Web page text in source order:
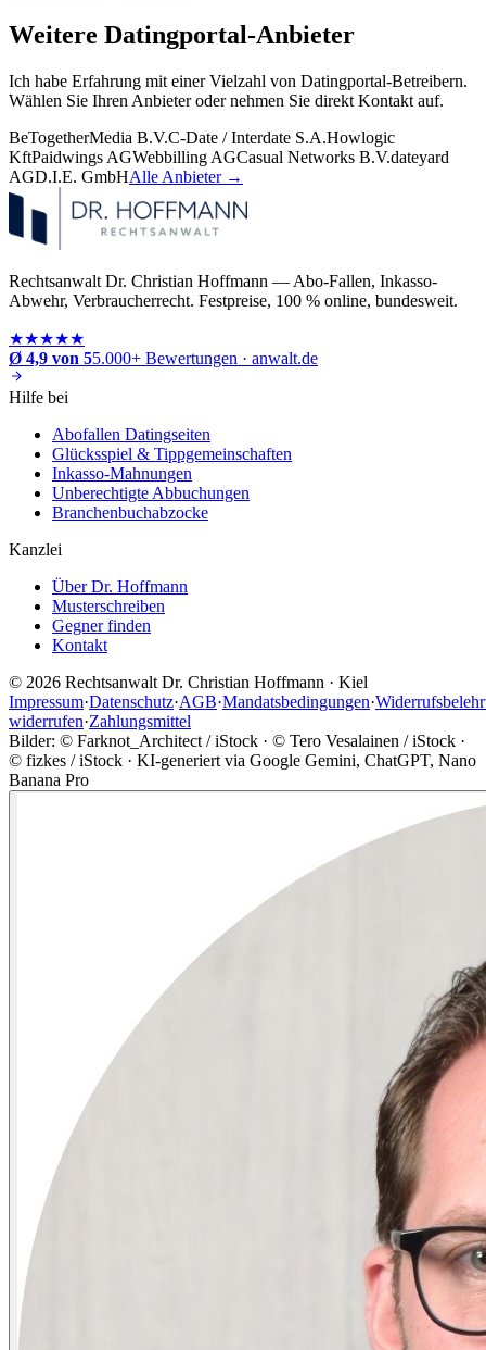
Weitere Datingportal-Anbieter
Ich habe Erfahrung mit einer Vielzahl von Datingportal-Betreibern.
Wählen Sie Ihren Anbieter oder nehmen Sie direkt Kontakt auf.
BeTogetherMedia B.V.C-Date / Interdate S.A.Howlogic
KftPaidwings AGWebbilling AGCasual Networks B.V.dateyard
AGD.I.E. GmbHAlle Anbieter →
Rechtsanwalt Dr. Christian Hoffmann — Abo-Fallen, Inkasso-
Abwehr, Verbraucherrecht. Festpreise, 100 % online, bundesweit.
★★★★★
Ø 4,9 von 55.000+ Bewertungen · anwalt.de
Hilfe bei
Abofallen Datingseiten
Glücksspiel & Tippgemeinschaften
Inkasso-Mahnungen
Unberechtigte Abbuchungen
Branchenbuchabzocke
Kanzlei
Über Dr. Hoffmann
Musterschreiben
Gegner finden
Kontakt
© 2026 Rechtsanwalt Dr. Christian Hoffmann · Kiel
Impressum·Datenschutz·AGB·Mandatsbedingungen·
widerrufen·Zahlungsmittel
Bilder: © Farknot_Architect / iStock · © Tero Vesalainen / iStock ·
© fizkes / iStock · KI-generiert via Google Gemini, ChatGPT, Nano
Banana Pro